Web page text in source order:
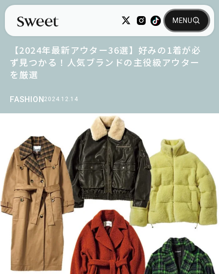
FASHION2024.12.14
【2024年最新アウター36選】好みの1着が必
ず見つかる！人気ブランドの主役級アウター
を厳選